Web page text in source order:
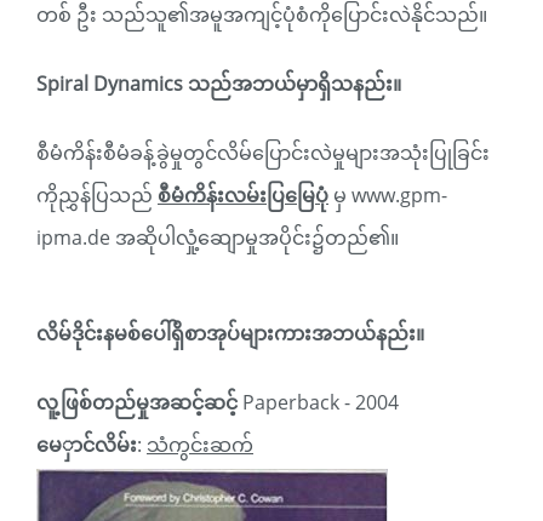
တစ် ဦး သည်သူ၏အမူအကျင့်ပုံစံကိုပြောင်းလဲနိုင်သည်။
Spiral Dynamics သည်အဘယ်မှာရှိသနည်း။
စီမံကိန်းစီမံခန့်ခွဲမှုတွင်လိမ်ပြောင်းလဲမှုများအသုံးပြုခြင်း
ကိုညွှန်ပြသည် စီမံကိန်းလမ်းပြမြေပုံ မှ www.gpm-
ipma.de အဆိုပါလှုံ့ဆျောမှုအပိုင်း၌တည်၏။
လိမ်ဒိုင်းနမစ်ပေါ်ရှိစာအုပ်များကားအဘယ်နည်း။
လူ့ဖြစ်တည်မှုအဆင့်ဆင့် Paperback - 2004
မေှာင်လိမ်း: သံကွင်းဆက်